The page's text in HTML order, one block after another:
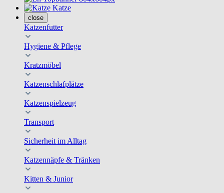
Katze
close
Katzenfutter
Hygiene & Pflege
Kratzmöbel
Katzenschlafplätze
Katzenspielzeug
Transport
Sicherheit im Alltag
Katzennäpfe & Tränken
Kitten & Junior